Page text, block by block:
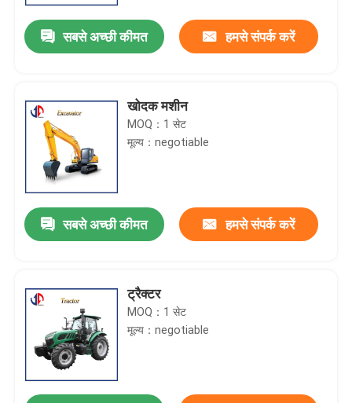
सबसे अच्छी कीमत हमसे संपर्क करें
खोदक मशीन
MOQ：1 सेट
मूल्य：negotiable
सबसे अच्छी कीमत हमसे संपर्क करें
ट्रैक्टर
MOQ：1 सेट
मूल्य：negotiable